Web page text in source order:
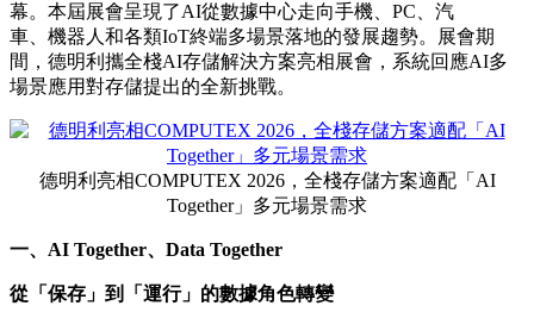
幕。本屆展會呈現了AI從數據中心走向手機、PC、汽
車、機器人和各類IoT終端多場景落地的發展趨勢。展會期
間，德明利攜全棧AI存儲解決方案亮相展會，系統回應AI多
場景應用對存儲提出的全新挑戰。
德明利亮相COMPUTEX 2026，全棧存儲方案適配「AI
Together」多元場景需求
一、 AI Together、 Data Together
從「保存」到「運行」的數據角色轉變